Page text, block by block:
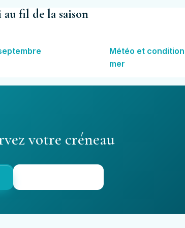
fil de la saison
Météo et
mer
votre créneau